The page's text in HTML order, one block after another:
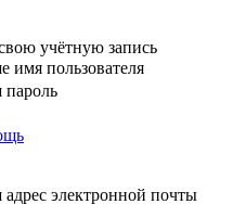
учётную запись
имя пользователя
электронной почты